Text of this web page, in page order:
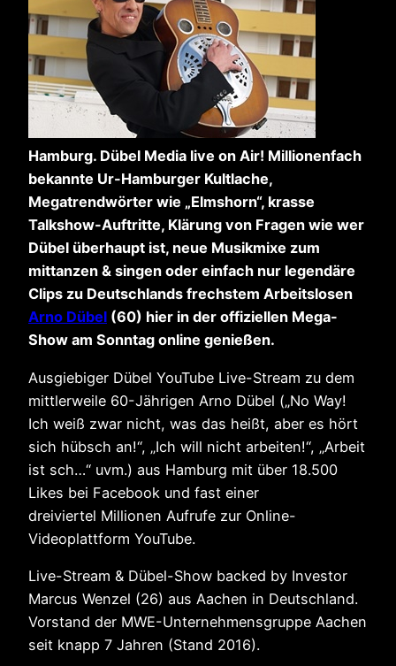
Hamburg. Dübel Media live on Air! Millionenfach
bekannte Ur-Hamburger Kultlache,
Megatrendwörter wie „Elmshorn“, krasse
Talkshow-Auftritte, Klärung von Fragen wie wer
Dübel überhaupt ist, neue Musikmixe zum
mittanzen & singen oder einfach nur legendäre
Clips zu Deutschlands frechstem Arbeitslosen
Arno Dübel (60) hier in der offiziellen Mega-
Show am Sonntag online genießen.
Ausgiebiger Dübel YouTube Live-Stream zu dem
mittlerweile 60-Jährigen Arno Dübel („No Way!
Ich weiß zwar nicht, was das heißt, aber es hört
sich hübsch an!“, „Ich will nicht arbeiten!“, „Arbeit
ist sch…“ uvm.) aus Hamburg mit über 18.500
Likes bei Facebook und fast einer
dreiviertel Millionen Aufrufe zur Online-
Videoplattform YouTube.
Live-Stream & Dübel-Show backed by Investor
Marcus Wenzel (26) aus Aachen in Deutschland.
Vorstand der MWE-Unternehmensgruppe Aachen
seit knapp 7 Jahren (Stand 2016).